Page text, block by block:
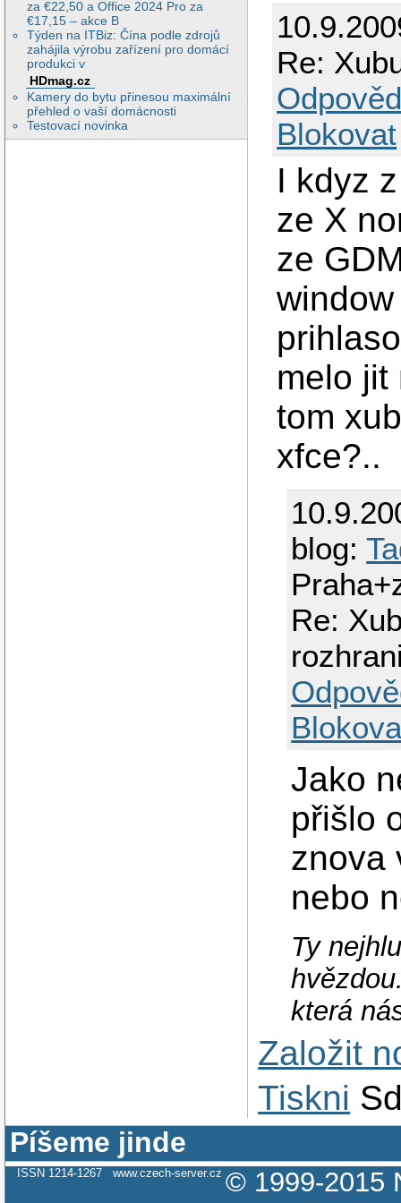
za €22,50 a Office 2024 Pro za
€17,15 – akce B
Týden na ITBiz: Čína podle zdrojů
zahájila výrobu zařízení pro domácí
produkci v
HDmag.cz
Kamery do bytu přinesou maximální
přehled o vaší domácnosti
Testovací novinka
Re:
Blokovat
I kdyz
ze X
ze
melo jit
tom
xfce?..
blog:
Re:
Jako
přišlo
znova
nebo
Ty
která
Založit
Tiskni
Píšeme jinde
ISSN 1214-1267 www.czech-server.cz © 1999-2015